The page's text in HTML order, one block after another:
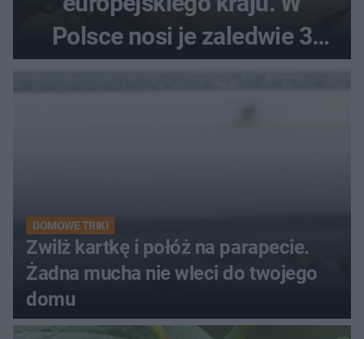
Polsce nosi je zaledwie 3
kobiety
DOMOWE TRIKI
Zwilż kartkę i połóż na parapecie.
Żadna mucha nie wleci do twojego
domu